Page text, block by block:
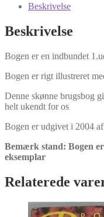
Beskrivelse
Beskrivelse
Bogen er en indbundet
Bogen er rigt illustreret
Denne skønne brugsbog
helt ukendt for os
Bogen er udgivet i 2004
Bemærk stand: Bogen
eksemplar
Relaterede